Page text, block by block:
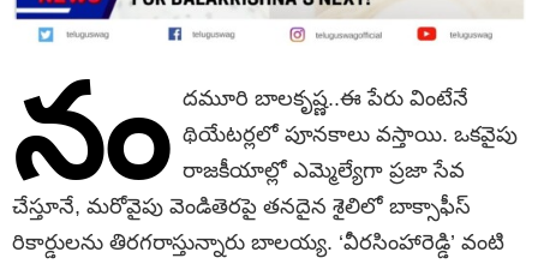
నం దమూరి బాలకృష్ణ..ఈ పేరు వింటేనే
థియేటర్లలో పూనకాలు వస్తాయి. ఒకవైపు
రాజకీయాల్లో ఎమ్మెల్యేగా ప్రజా సేవ
చేస్తూనే, మరోవైపు వెండితెరపై తనదైన శైలిలో బాక్సాఫీస్
రికార్డులను తిరగరాస్తున్నారు బాలయ్య. ‘వీరసింహారెడ్డి’ వంటి